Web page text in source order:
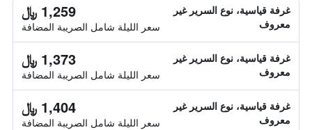
غرفة قياسية، نوع السرير غير
معروف
1,259 ﷼
سعر الليلة شامل الصريبة المضافة
غرفة قياسية، نوع السرير غير
معروف
1,373 ﷼
سعر الليلة شامل الصريبة المضافة
غرفة قياسية، نوع السرير غير
معروف
1,404 ﷼
سعر الليلة شامل الصريبة المضافة